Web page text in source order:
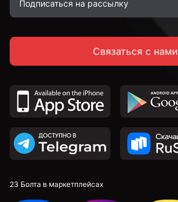
Связаться с нами
23 Болта в маркетплейсах